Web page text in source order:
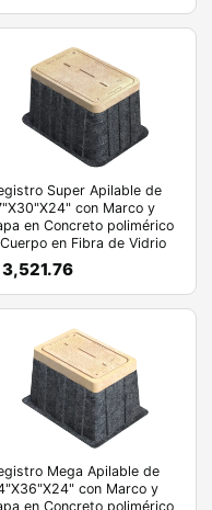
Super Apilable de
con Marco y
en Concreto polimérico
en Fibra de Vidrio
Mega Apilable de
con Marco y
en Concreto polimérico